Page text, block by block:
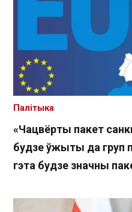
«Чацвёрты пакет
будзе ўжыты да груп
гэта будзе значны
Палітыка